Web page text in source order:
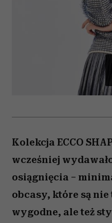
Kolekcja ECCO
wcześniej
osiągnięcia –
obcasy, które są
wygodne, ale też